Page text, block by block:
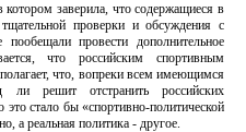
заверила, что содержащиеся в
проверки и обсуждения с
провести дополнительное
что российским спортивным
что, вопреки всем имеющимся
ли решит отстранить российских
стало бы «спортивно-политической
а реальная политика - другое.